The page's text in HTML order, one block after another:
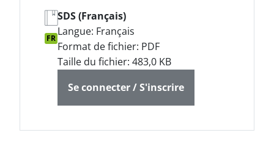
FR
SDS (Français)
Langue: Français
Format de fichier: PDF
Taille du fichier: 483,0 KB
Se connecter / S'inscrire